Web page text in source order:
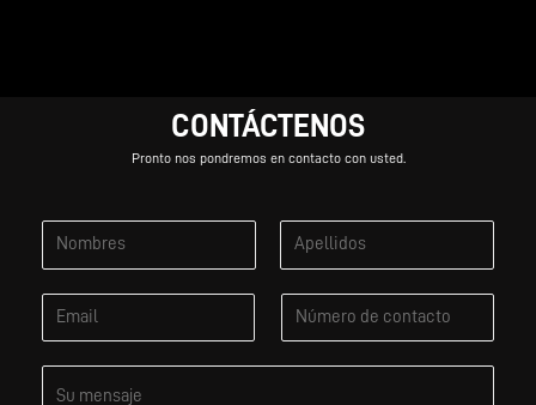
CONTÁCTENOS
Pronto nos pondremos en contacto con usted.